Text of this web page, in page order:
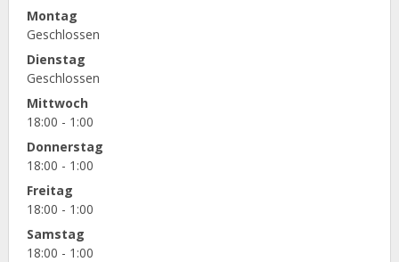
Montag
Geschlossen
Dienstag
Geschlossen
Mittwoch
18:00 - 1:00
Donnerstag
18:00 - 1:00
Freitag
18:00 - 1:00
Samstag
18:00 - 1:00